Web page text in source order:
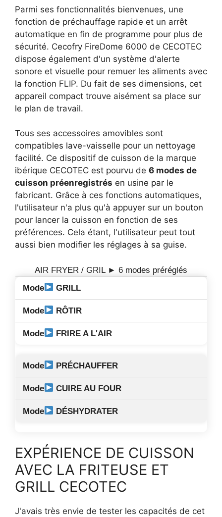
Parmi ses fonctionnalités bienvenues, une
fonction de préchauffage rapide et un arrêt
automatique en fin de programme pour plus de
sécurité. Cecofry FireDome 6000 de CECOTEC
dispose également d'un système d'alerte
sonore et visuelle pour remuer les aliments avec
la fonction FLIP. Du fait de ses dimensions, cet
appareil compact trouve aisément sa place sur
le plan de travail.
Tous ses accessoires amovibles sont
compatibles lave-vaisselle pour un nettoyage
facilité. Ce dispositif de cuisson de la marque
ibérique CECOTEC est pourvu de 6 modes de
cuisson préenregistrés en usine par le
fabricant. Grâce à ces fonctions automatiques,
l'utilisateur n'a plus qu'à appuyer sur un bouton
pour lancer la cuisson en fonction de ses
préférences. Cela étant, l'utilisateur peut tout
aussi bien modifier les réglages à sa guise.
AIR FRYER / GRIL ► 6 modes préréglés
GRILL
RÔTIR
FRIRE A L'AIR
PRÉCHAUFFER
CUIRE AU FOUR
DÉSHYDRATER
EXPÉRIENCE DE CUISSON
AVEC LA FRITEUSE ET
GRILL CECOTEC
J'avais très envie de tester les capacités de cet